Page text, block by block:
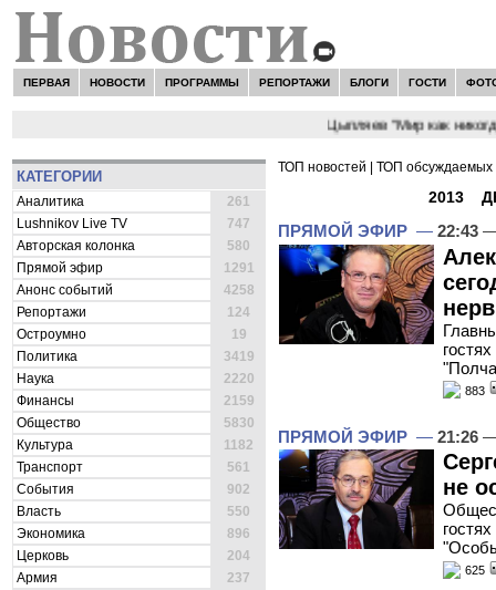
ПЕРВАЯ НОВОСТИ ПРОГРАММЫ РЕПОРТАЖИ БЛОГИ ГОСТИ
Сергей Цыпляев "Мир как никогда
КАТЕГОРИИ
Аналитика
261
Lushnikov Live TV
747
Авторская колонка
580
Прямой эфир
1291
Анонс событий
4258
Репортажи
124
Остроумно
19
Политика
3419
Наука
2220
Финансы
2159
Общество
5830
Культура
1182
Транспорт
561
События
902
Власть
550
Экономика
896
Церковь
204
Армия
237
ТОП новостей ТОП обсуждаемых
2013
ПРЯМОЙ ЭФИР — 22:43 —
883
ПРЯМОЙ ЭФИР — 21:26 —
не
625